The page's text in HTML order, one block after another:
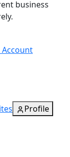
business
Account
Profile